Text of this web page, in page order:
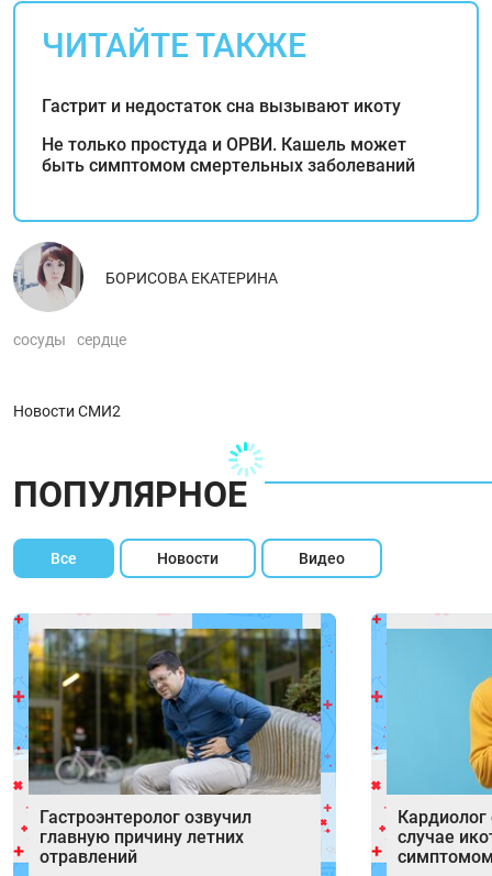
ЧИТАЙТЕ ТАКЖЕ
Гастрит и недостаток сна вызывают икоту
Не только простуда и ОРВИ. Кашель может
быть симптомом смертельных заболеваний
БОРИСОВА ЕКАТЕРИНА
сосуды сердце
Новости СМИ2
ПОПУЛЯРНОЕ
Все Новости Видео
Гастроэнтеролог озвучил
главную причину летних
отравлений
случае